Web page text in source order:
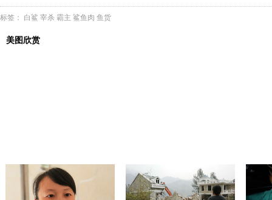
标签： 白鲨 宰杀 霸主 鲨鱼肉 鱼货
美图欣赏